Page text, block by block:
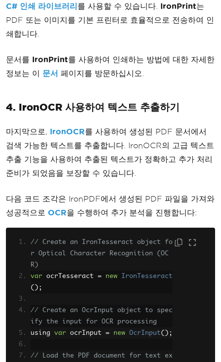
// Save the merged PDF document as
"HtmlToPDF.pdf"
document
C# 인쇄 라이브러리 를 사용할 수 있습니다. IronPrint는
PDF 또는 이미지를 기본 프린터로 효율적으로 전송하여 인
쇄합니다.
문서를 IronPrint를 사용하여 인쇄하는 방법에 대한 자세한
정보는 이 문서 페이지를 방문하십시오.
4. IronOCR 사용하여 텍스트 추출하기
마지막으로, IronOCR를 사용하여 생성된 PDF 문서에서
검색 가능한 텍스트를 추출합니다. IronOCR의 고급 텍스트
추출 기능을 사용하여 추출된 텍스트가 정확하고 추가 처리
준비가 되었음을 보장할 수 있습니다.
다음 코드 조각은 IronPDF에서 생성된 PDF 파일을 가져와
성공적으로 OCR을 수행하여 추가 분석을 진행합니다:
// Create an IronTesseract object fo
r Optical Character Recognition (OC
R)
var ocrTesseract = new
IronTesseract
();
// Create an OcrInput object to spec
ify the input for OCR processing
using var ocrInput = new OcrInput();
// Load the PDF document for text ex